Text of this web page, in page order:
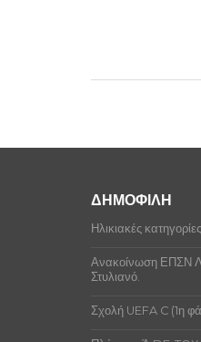
ΔΗΜΟΦΙΛΗ
Ηλικιακές
Ανακοίνωση ΕΠΣΝ
Στυλιανό.
Σχολή UEFA C (1η